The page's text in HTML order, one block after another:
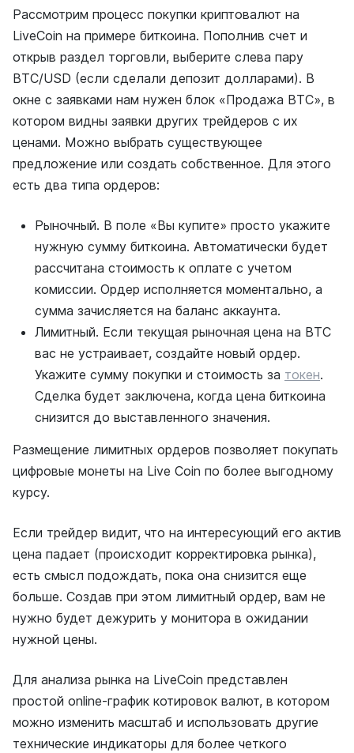
Рассмотрим процесс покупки криптовалют на
LiveCoin на примере биткоина. Пополнив счет и
открыв раздел торговли, выберите слева пару
BTC/USD (если сделали депозит долларами). В
окне с заявками нам нужен блок «Продажа BTC», в
котором видны заявки других трейдеров с их
ценами. Можно выбрать существующее
предложение или создать собственное. Для этого
есть два типа ордеров:
Рыночный. В поле «Вы купите» просто укажите
нужную сумму биткоина. Автоматически будет
рассчитана стоимость к оплате с учетом
комиссии. Ордер исполняется моментально, а
сумма зачисляется на баланс аккаунта.
Лимитный. Если текущая рыночная цена на BTC
вас не устраивает, создайте новый ордер.
Укажите сумму покупки и стоимость за токен.
Сделка будет заключена, когда цена биткоина
снизится до выставленного значения.
Размещение лимитных ордеров позволяет покупать
цифровые монеты на Live Coin по более выгодному
курсу.
Если трейдер видит, что на интересующий его актив
цена падает (происходит корректировка рынка),
есть смысл подождать, пока она снизится еще
больше. Создав при этом лимитный ордер, вам не
нужно будет дежурить у монитора в ожидании
нужной цены.
Для анализа рынка на LiveCoin представлен
простой online-график котировок валют, в котором
можно изменить масштаб и использовать другие
технические индикаторы для более четкого